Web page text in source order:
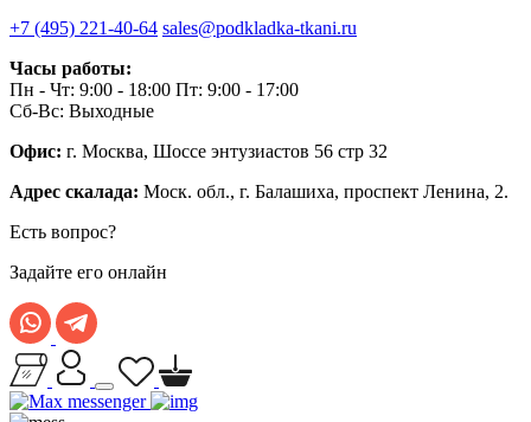
+7 (495) 221-40-64 sales@podkladka-tkani.ru
Часы работы:
Пн - Чт: 9:00 - 18:00 Пт: 9:00 - 17:00
Сб-Вс: Выходные
Офис: г. Москва, Шоссе энтузиастов 56 стр 32
Адрес скалада: Моск. обл., г. Балашиха, проспект Ленина, 2.
Есть вопрос?
Задайте его онлайн